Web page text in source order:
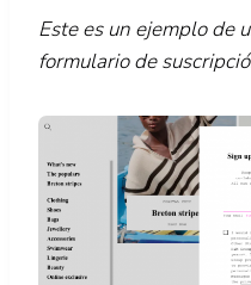
Este es un ejemplo de
formulario de